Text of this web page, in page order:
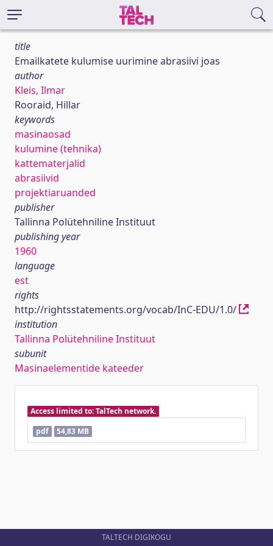
title
Emailkatete kulumise uurimine abrasiivi joas
author
Kleis, Ilmar
Rooraid, Hillar
keywords
masinaosad
kulumine (tehnika)
kattematerjalid
abrasiivid
projektiaruanded
publisher
Tallinna Polütehniline Instituut
publishing year
1960
language
est
rights
http://rightsstatements.org/vocab/InC-EDU/1.0/
institution
Tallinna Polütehniline Instituut
subunit
Masinaelementide kateeder
Access limited to: TalTech network.
pdf
54,83 MB
TALTECH DIGIKOGU